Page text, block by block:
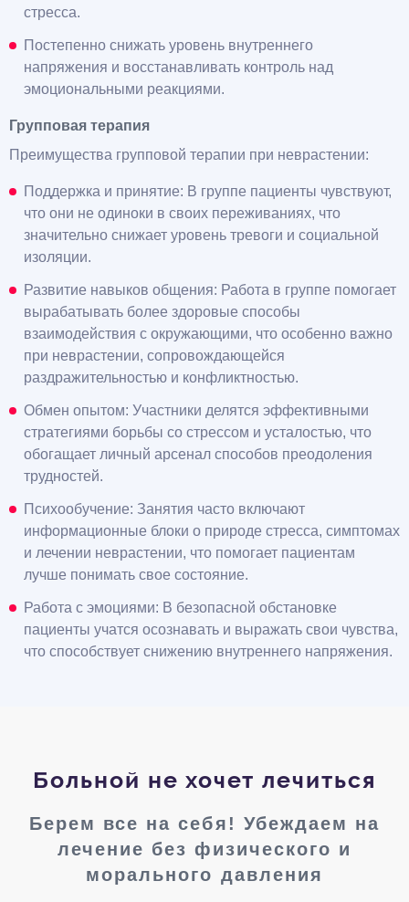
стресса.
Постепенно снижать уровень внутреннего
напряжения и восстанавливать контроль над
эмоциональными реакциями.
Групповая терапия
Преимущества групповой терапии при неврастении:
Поддержка и принятие: В группе пациенты чувствуют,
что они не одиноки в своих переживаниях, что
значительно снижает уровень тревоги и социальной
изоляции.
Развитие навыков общения: Работа в группе помогает
вырабатывать более здоровые способы
взаимодействия с окружающими, что особенно важно
при неврастении, сопровождающейся
раздражительностью и конфликтностью.
Обмен опытом: Участники делятся эффективными
стратегиями борьбы со стрессом и усталостью, что
обогащает личный арсенал способов преодоления
трудностей.
Психообучение: Занятия часто включают
информационные блоки о природе стресса, симптомах
и лечении неврастении, что помогает пациентам
лучше понимать свое состояние.
Работа с эмоциями: В безопасной обстановке
пациенты учатся осознавать и выражать свои чувства,
что способствует снижению внутреннего напряжения.
Больной не хочет лечиться
Берем все на себя! Убеждаем на
лечение без физического и
морального давления